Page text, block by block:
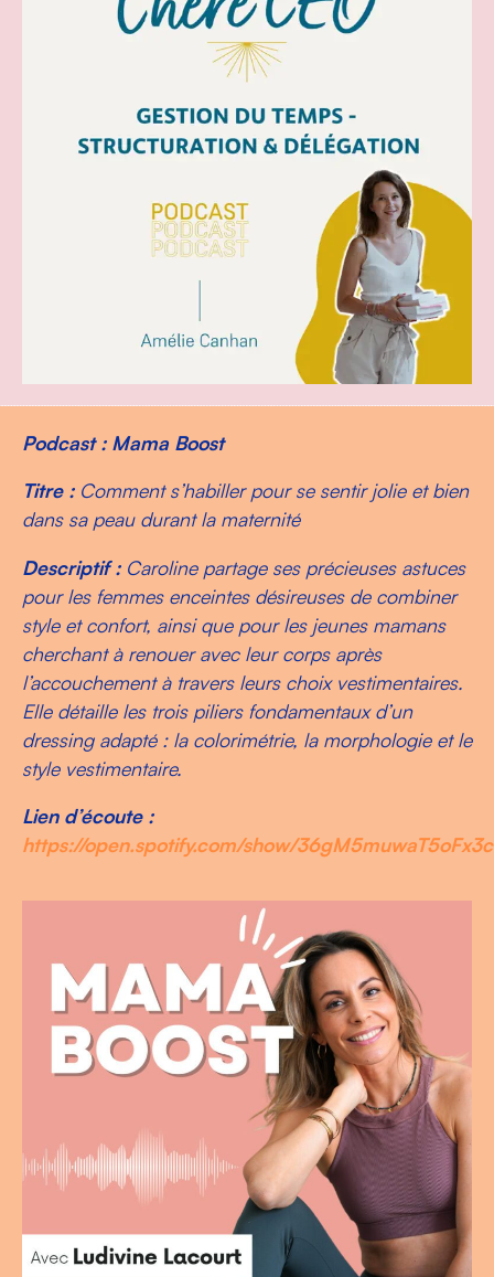
Podcast : Mama Boost
Titre :Comment s’habiller pour se sentir jolie et bien
dans sa peau durant la maternité
Descriptif :Caroline partage ses précieuses astuces
pour les femmes enceintes désireuses de combiner
style et confort, ainsi que pour les jeunes mamans
cherchant à renouer avec leur corps après
l’accouchement à travers leurs choix vestimentaires.
Elle détaille les trois piliers fondamentaux d’un
dressing adapté : la colorimétrie, la morphologie et le
style vestimentaire.
Lien d’écoute :
https://open.spotify.com/show/